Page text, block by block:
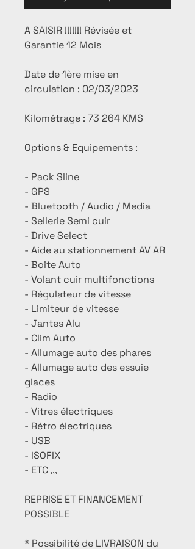
A SAISIR !!!!!!! Révisée et
Garantie 12 Mois
Date de 1ère mise en
circulation : 02/03/2023
Kilométrage : 73 264 KMS
Options & Equipements :
- Pack Sline
- GPS
- Bluetooth / Audio / Media
- Sellerie Semi cuir
- Drive Select
- Aide au stationnement AV AR
- Boite Auto
- Volant cuir multifonctions
- Régulateur de vitesse
- Limiteur de vitesse
- Jantes Alu
- Clim Auto
- Allumage auto des phares
- Allumage auto des essuie
glaces
- Radio
- Vitres électriques
- Rétro électriques
- USB
- ISOFIX
- ETC ,,,
REPRISE ET FINANCEMENT
POSSIBLE
* Possibilité de LIVRAISON du